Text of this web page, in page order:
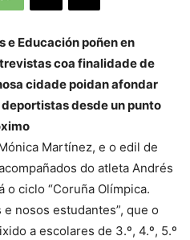
e Educación poñen en
coa finalidade de
cidade poidan afondar
desde un punto
Martínez, e o edil de
do atleta Andrés
o ciclo “Coruña Olímpica.
nosos estudantes”, que o
a escolares de 3.º, 4.º, 5.º